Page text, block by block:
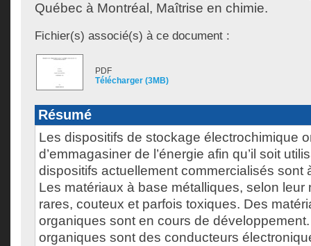
Québec à Montréal, Maîtrise en chimie.
Fichier(s) associé(s) à ce document :
PDF
Télécharger (3MB)
Résumé
Les dispositifs de stockage électrochimique
d’emmagasiner de l’énergie afin qu’il soit
dispositifs actuellement commercialisés sont
Les matériaux à base métalliques, selon leur
rares, couteux et parfois toxiques. Des
organiques sont en cours de
organiques sont des conducteurs